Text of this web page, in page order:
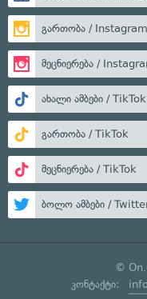
გართობა / Instagram
მეცნიერება /
ახალი ამბები / TikTok
გართობა / TikTok
მეცნიერება / TikTok
ბოლო ამბები /
©
კონტაქტი: